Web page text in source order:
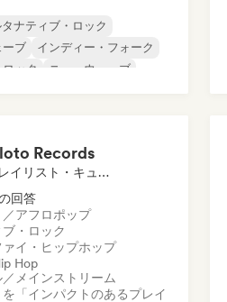
ナティブ・ロック
ーブ
インディー・フォーク
ロック
ニューウェーブ
Records
プレイリスト・キュレーター
回答
アフロポップ
・ロック
イ・ヒップホップ
Hop
メインストリーム
「インパクトのあるプレイ